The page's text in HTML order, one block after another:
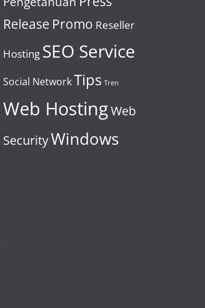
Release Promo Reseller
Hosting SEO Service
Social NetworkTips Tren
Web HostingWeb
SecurityWindows